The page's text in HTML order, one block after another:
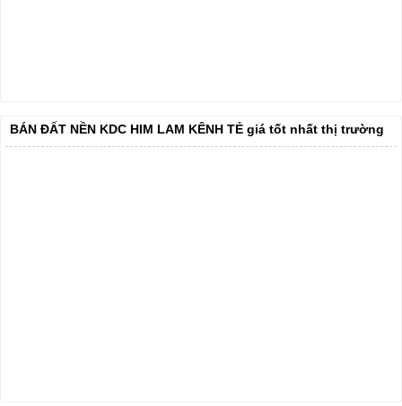
BÁN ĐẤT NỀN KDC HIM LAM KÊNH TẺ giá tốt nhất thị trường